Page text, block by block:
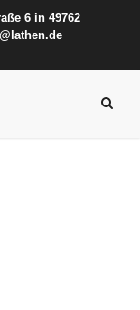
6 in 49762